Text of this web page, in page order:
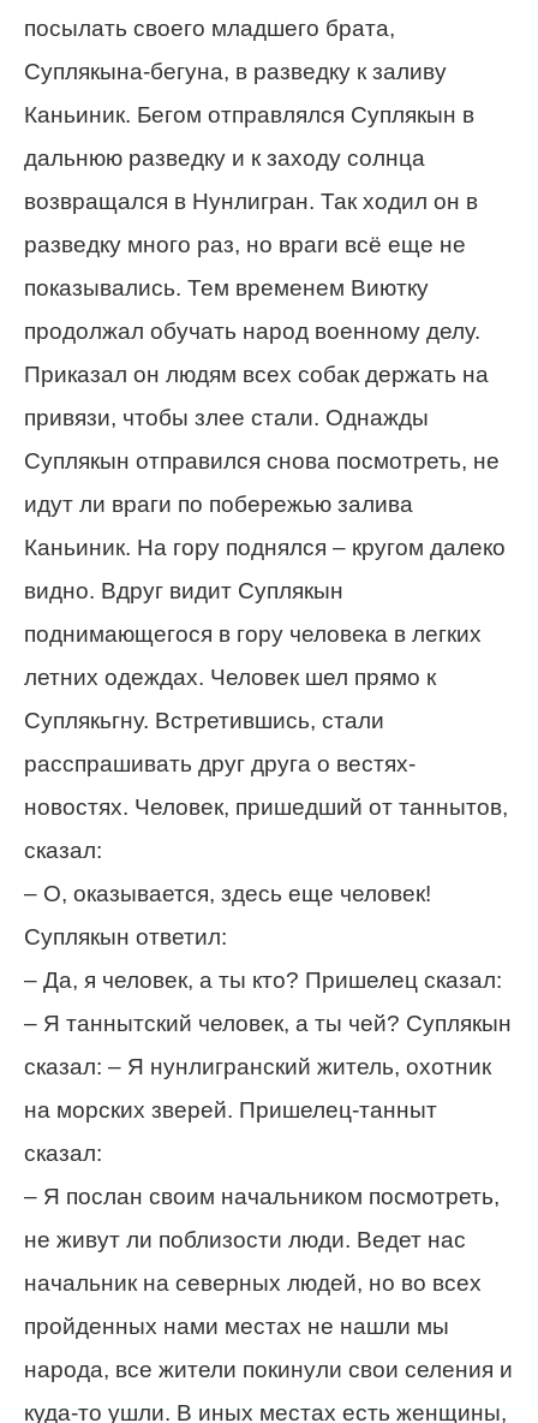
посылать своего младшего брата,
Суплякына-бегуна, в разведку к заливу
Каньиник. Бегом отправлялся Суплякын в
дальнюю разведку и к заходу солнца
возвращался в Нунлигран. Так ходил он в
разведку много раз, но враги всё еще не
показывались. Тем временем Виютку
продолжал обучать народ военному делу.
Приказал он людям всех собак держать на
привязи, чтобы злее стали. Однажды
Суплякын отправился снова посмотреть, не
идут ли враги по побережью залива
Каньиник. На гору поднялся – кругом далеко
видно. Вдруг видит Суплякын
поднимающегося в гору человека в легких
летних одеждах. Человек шел прямо к
Суплякьгну. Встретившись, стали
расспрашивать друг друга о вестях-
новостях. Человек, пришедший от таннытов,
сказал:
– О, оказывается, здесь еще человек!
Суплякын ответил:
– Да, я человек, а ты кто? Пришелец сказал:
– Я таннытский человек, а ты чей? Суплякын
сказал: – Я нунлигранский житель, охотник
на морских зверей. Пришелец-танныт
сказал:
– Я послан своим начальником посмотреть,
не живут ли поблизости люди. Ведет нас
начальник на северных людей, но во всех
пройденных нами местах не нашли мы
народа, все жители покинули свои селения и
куда-то ушли. В иных местах есть женщины,